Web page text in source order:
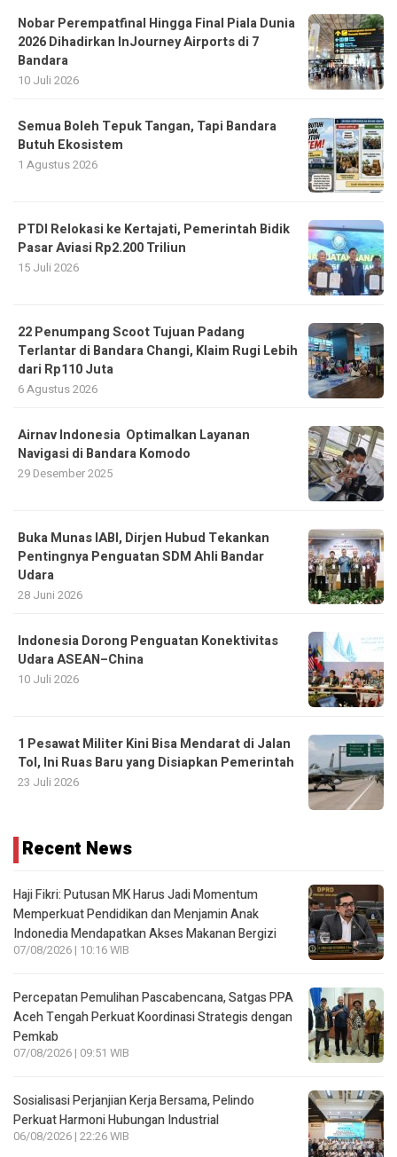
Nobar Perempatfinal Hingga Final Piala Dunia
2026 Dihadirkan InJourney Airports di 7
Bandara
10 Juli 2026
Semua Boleh Tepuk Tangan, Tapi Bandara
Butuh Ekosistem
1 Agustus 2026
PTDI Relokasi ke Kertajati, Pemerintah Bidik
Pasar Aviasi Rp2.200 Triliun
15 Juli 2026
22 Penumpang Scoot Tujuan Padang
Terlantar di Bandara Changi, Klaim Rugi Lebih
dari Rp110 Juta
6 Agustus 2026
Airnav Indonesia Optimalkan Layanan
Navigasi di Bandara Komodo
29 Desember 2025
Buka Munas IABI, Dirjen Hubud Tekankan
Pentingnya Penguatan SDM Ahli Bandar
Udara
28 Juni 2026
Indonesia Dorong Penguatan Konektivitas
Udara ASEAN–China
10 Juli 2026
1 Pesawat Militer Kini Bisa Mendarat di Jalan
Tol, Ini Ruas Baru yang Disiapkan Pemerintah
23 Juli 2026
Recent News
Haji Fikri: Putusan MK Harus Jadi Momentum
Memperkuat Pendidikan dan Menjamin Anak
Indonedia Mendapatkan Akses Makanan Bergizi
07/08/2026 | 10:16 WIB
Percepatan Pemulihan Pascabencana, Satgas PPA
Aceh Tengah Perkuat Koordinasi Strategis dengan
Pemkab
07/08/2026 | 09:51 WIB
Sosialisasi Perjanjian Kerja Bersama, Pelindo
Perkuat Harmoni Hubungan Industrial
06/08/2026 | 22:26 WIB